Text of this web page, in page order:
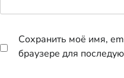
Сохранить моё имя,
браузере для